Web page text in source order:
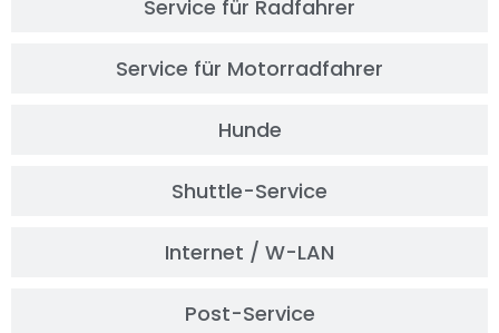
Service für Radfahrer
Service für Motorradfahrer
Hunde
Shuttle-Service
Internet / W-LAN
Post-Service